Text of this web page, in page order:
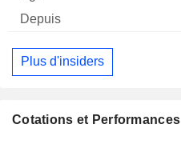
Cotations et Performances
Plus d'insiders